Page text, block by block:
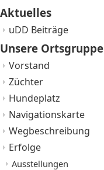
Aktuelles
uDD Beiträge
Unsere Ortsgruppe
Vorstand
Züchter
Hundeplatz
Navigationskarte
Wegbeschreibung
Erfolge
Ausstellungen